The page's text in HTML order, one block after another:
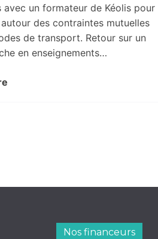
avec un formateur de Kéolis pour
des contraintes mutuelles
de transport. Retour sur un
en enseignements…
Nos financeurs